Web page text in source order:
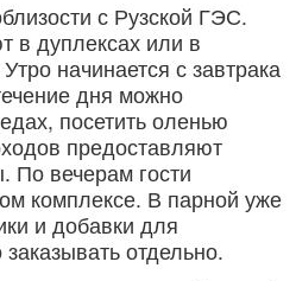
с Рузской ГЭС.
в дуплексах или в
начинается с завтрака
дня можно
посетить оленью
предоставляют
По вечерам гости
комплексе. В парной уже
и добавки для
отдельно.